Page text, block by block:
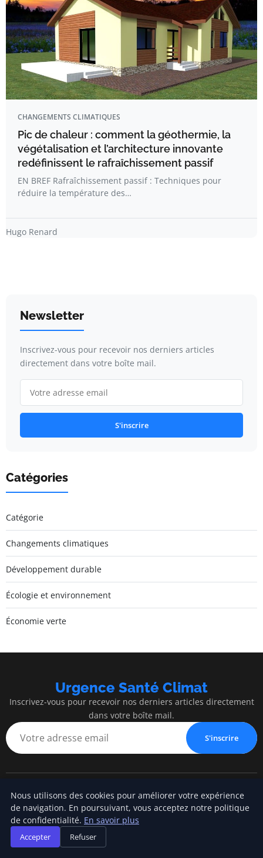
CHANGEMENTS CLIMATIQUES
Pic de chaleur : comment la géothermie, la
végétalisation et l’architecture innovante
redéfinissent le rafraîchissement passif
EN BREF Rafraîchissement passif : Techniques pour
réduire la température des…
Hugo Renard
Newsletter
Inscrivez-vous pour recevoir nos derniers articles
directement dans votre boîte mail.
S'inscrire
Catégories
Catégorie
Changements climatiques
Développement durable
Écologie et environnement
Économie verte
Urgence Santé Climat
Inscrivez-vous pour recevoir nos derniers articles directement
dans votre boîte mail.
S'inscrire
Urgence Santé Climat
Blog d'actualités et d'informations
Nous utilisons des cookies pour améliorer votre expérience
de navigation. En poursuivant, vous acceptez notre politique
de confidentialité. En savoir plus
Accepter Refuser